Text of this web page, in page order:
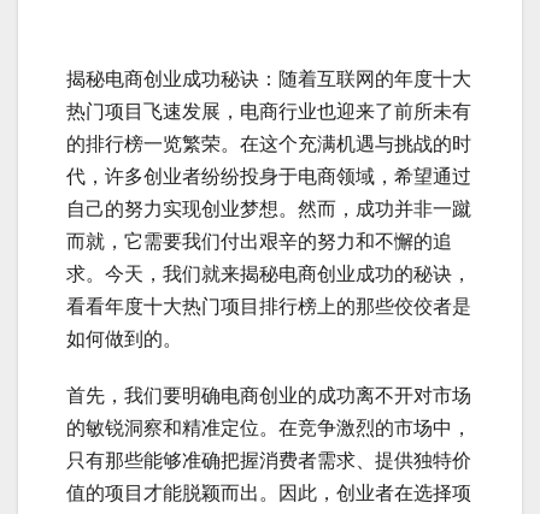
揭秘电商创业成功秘诀：随着互联网的年度十大
热门项目飞速发展，电商行业也迎来了前所未有
的排行榜一览繁荣。在这个充满机遇与挑战的时
代，许多创业者纷纷投身于电商领域，希望通过
自己的努力实现创业梦想。然而，成功并非一蹴
而就，它需要我们付出艰辛的努力和不懈的追
求。今天，我们就来揭秘电商创业成功的秘诀，
看看年度十大热门项目排行榜上的那些佼佼者是
如何做到的。
首先，我们要明确电商创业的成功离不开对市场
的敏锐洞察和精准定位。在竞争激烈的市场中，
只有那些能够准确把握消费者需求、提供独特价
值的项目才能脱颖而出。因此，创业者在选择项